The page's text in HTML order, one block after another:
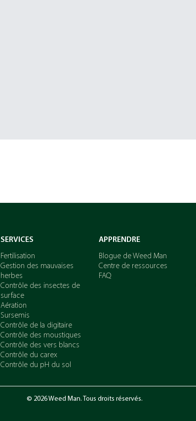
SERVICES
Fertilisation
Gestion des mauvaises
herbes
Contrôle des insectes de
surface
Aération
Sursemis
Contrôle de la digitaire
Contrôle des moustiques
Contrôle des vers blancs
Contrôle du carex
Contrôle du pH du sol
APPRENDRE
Blogue de Weed Man
Centre de ressources
FAQ
© 2026 Weed Man. Tous droits réservés.